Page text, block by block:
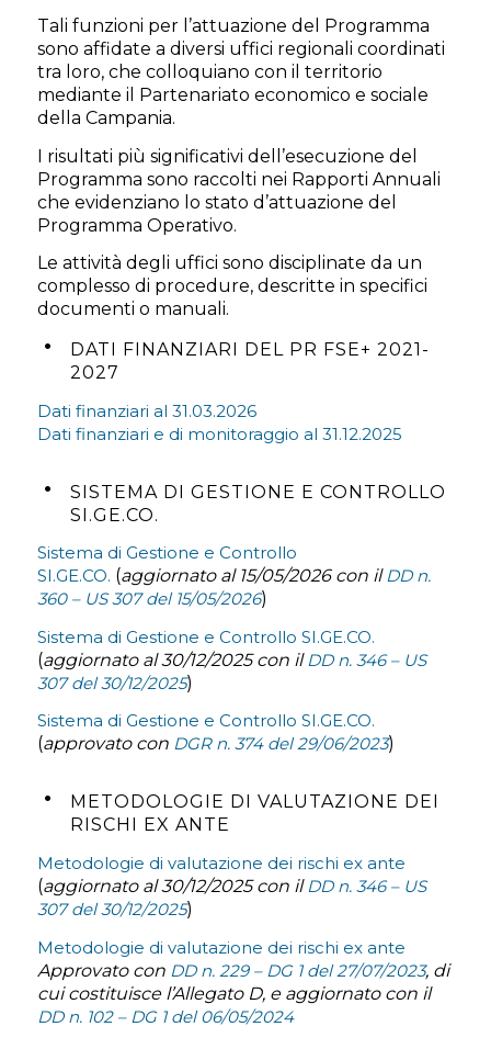
Tali funzioni per l’attuazione del Programma
sono affidate a diversi uffici regionali coordinati
tra loro, che colloquiano con il territorio
mediante il Partenariato economico e sociale
della Campania.
I risultati più significativi dell’esecuzione del
Programma sono raccolti nei Rapporti Annuali
che evidenziano lo stato d’attuazione del
Programma Operativo.
Le attività degli uffici sono disciplinate da un
complesso di procedure, descritte in specifici
documenti o manuali.
DATI FINANZIARI DEL PR FSE+ 2021-
2027
Dati finanziari al 31.03.2026
Dati finanziari e di monitoraggio al 31.12.2025
SISTEMA DI GESTIONE E CONTROLLO
SI.GE.CO.
Sistema di Gestione e Controllo
SI.GE.CO. (aggiornato al 15/05/2026 con ilDD n.
360 – US 307 del 15/05/2026)
Sistema di Gestione e Controllo SI.GE.CO.
(aggiornato al 30/12/2025 con il DD n. 346 – US
307 del 30/12/2025)
Sistema di Gestione e Controllo SI.GE.CO.
(approvato con DGR n. 374 del 29/06/2023)
METODOLOGIE DI VALUTAZIONE DEI
RISCHI EX ANTE
Metodologie di valutazione dei rischi ex ante
(aggiornato al 30/12/2025 con ilDD n. 346 – US
307 del 30/12/2025)
Metodologie di valutazione dei rischi ex ante
Approvato con DD n. 229 – DG 1 del 27/07/2023, di
cui costituisce l’Allegato D, e aggiornato con il
DD n. 102 – DG 1 del 06/05/2024